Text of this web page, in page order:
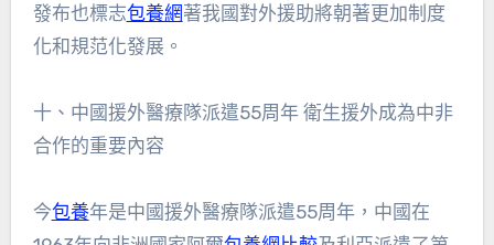
發布也標志包養網著我國對外援助將朝著更加制度
化和規范化發展。
十、中國援外醫療隊派遣55周年 衛生援外成為中非
合作的重要內容
今包養年是中國援外醫療隊派遣55周年，中國在